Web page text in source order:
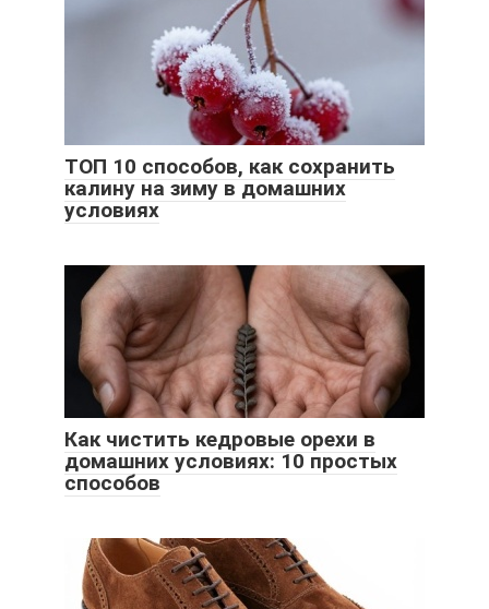
ТОП 10 способов, как сохранить
калину на зиму в домашних
условиях
Как чистить кедровые орехи в
домашних условиях: 10 простых
способов